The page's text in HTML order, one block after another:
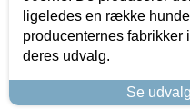
ligeledes en række
producenternes fabrikker
deres udvalg.
Se